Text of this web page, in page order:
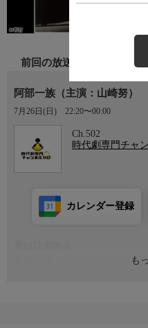
前回の放送
阿部一族（主演：山崎努）
7月26日(日) 22:20〜00:00
Ch.502
時代劇専門チャ
も
カレンダー登録